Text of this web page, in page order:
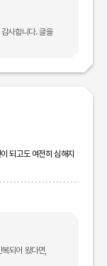
니다. 글을
되고도 여전히 심해지